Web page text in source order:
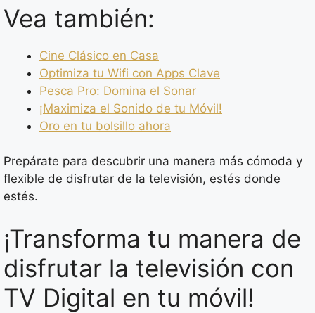
Vea también:
Cine Clásico en Casa
Optimiza tu Wifi con Apps Clave
Pesca Pro: Domina el Sonar
¡Maximiza el Sonido de tu Móvil!
Oro en tu bolsillo ahora
Prepárate para descubrir una manera más cómoda y
flexible de disfrutar de la televisión, estés donde
estés.
¡Transforma tu manera de
disfrutar la televisión con
TV Digital en tu móvil!